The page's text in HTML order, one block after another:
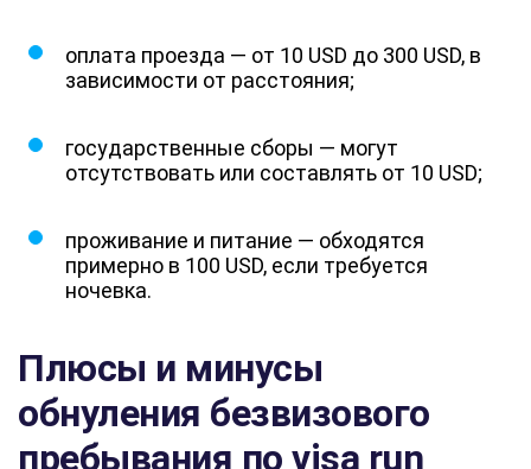
оплата проезда — от 10 USD до 300 USD, в
зависимости от расстояния;
государственные сборы — могут
отсутствовать или составлять от 10 USD;
проживание и питание — обходятся
примерно в 100 USD, если требуется
ночевка.
Плюсы и минусы
обнуления безвизового
пребывания по visa run